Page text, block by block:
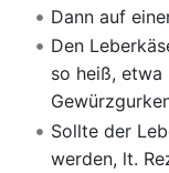
Dann auf
Den
so heiß, etwa
Sollte der
werden, lt.